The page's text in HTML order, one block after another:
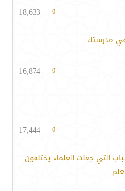
0
18,633
مدرستك
0
16,874
0
17,444
التي جعلت العلماء يختلفون